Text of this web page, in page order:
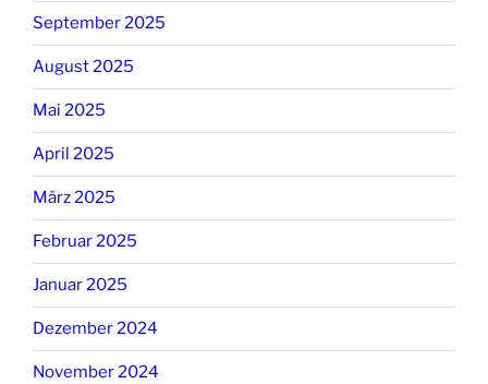
September 2025
August 2025
Mai 2025
April 2025
März 2025
Februar 2025
Januar 2025
Dezember 2024
November 2024